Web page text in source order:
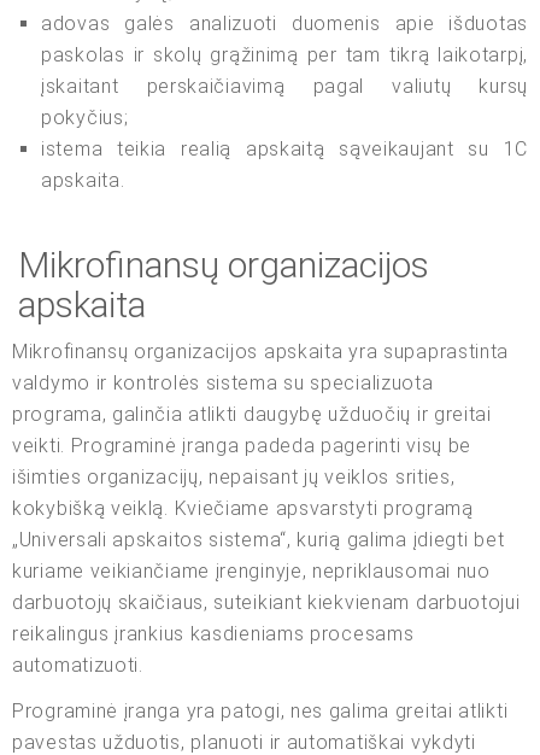
adovas galės analizuoti duomenis apie išduotas
paskolas ir skolų grąžinimą per tam tikrą laikotarpį,
įskaitant perskaičiavimą pagal valiutų kursų
pokyčius;
istema teikia realią apskaitą sąveikaujant su 1C
apskaita.
Mikrofinansų organizacijos
apskaita
Mikrofinansų organizacijos apskaita yra supaprastinta
valdymo ir kontrolės sistema su specializuota
programa, galinčia atlikti daugybę užduočių ir greitai
veikti. Programinė įranga padeda pagerinti visų be
išimties organizacijų, nepaisant jų veiklos srities,
kokybišką veiklą. Kviečiame apsvarstyti programą
„Universali apskaitos sistema“, kurią galima įdiegti bet
kuriame veikiančiame įrenginyje, nepriklausomai nuo
darbuotojų skaičiaus, suteikiant kiekvienam darbuotojui
reikalingus įrankius kasdieniams procesams
automatizuoti.
Programinė įranga yra patogi, nes galima greitai atlikti
pavestas užduotis, planuoti ir automatiškai vykdyti